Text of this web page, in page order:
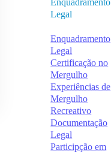
Enquadramento
Legal
Enquadramento
Legal
Certificação no
Mergulho
Experiências de
Mergulho
Recreativo
Documentação
Legal
Participção em